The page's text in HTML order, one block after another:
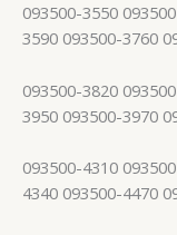
093500-3550
3590 093500-3760
093500-3820
3950 093500-3970
093500-4310
4340 093500-4470